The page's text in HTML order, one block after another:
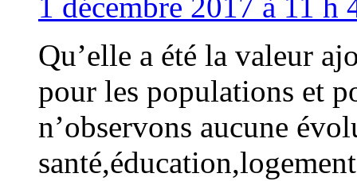
1 décembre 2017 à 11
Qu’elle a été la valeur
pour les populations et
n’observons aucune